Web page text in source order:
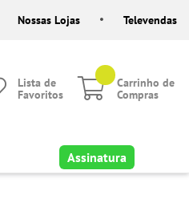
Nossas Lojas Televendas
Lista de
Favoritos
Carrinho de
Compras
Assinatura